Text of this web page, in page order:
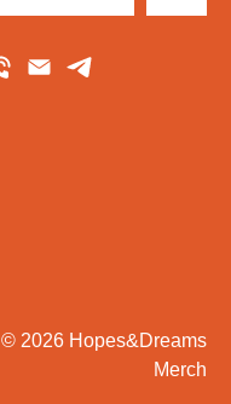
© 2026 Hopes&Dreams
Merch